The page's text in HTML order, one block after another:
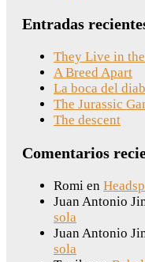
Entradas
They Live in
A Breed Apart
La boca del
The Jurassic
The descent
Comentarios
Romi en
Juan Antonio
sola
Juan Antonio
sola